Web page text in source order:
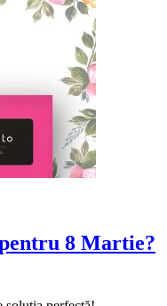
8 Martie?